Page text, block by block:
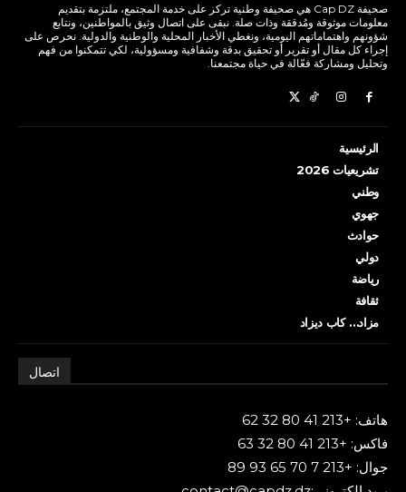
صحيفة Cap DZ هي صحيفة وطنية تركز على خدمة المجتمع، ملتزمة بتقديم
معلومات موثوقة ومُدققة وذات صلة. نبقى على اتصال وثيق بالمواطنين، ونتابع
شؤونهم واهتماماتهم اليومية، ونغطي الأخبار المحلية والوطنية والدولية. نحرص على
إجراء كل مقال أو تقرير أو تحقيق بدقة وشفافية ومسؤولية، لكي تتمكنوا من فهم
وتحليل ومشاركة فعّالة في حياة مجتمعنا.
الرئيسية
تشريعيات 2026
وطني
جهوي
حوادث
دولي
رياضة
ثقافة
مزاد… كاب ديزاد
اتصال
هاتف: +213 41 80 32 62
فاكس: +213 41 80 32 63
جوال: +213 7 70 65 93 89